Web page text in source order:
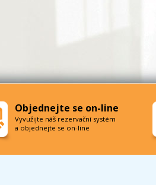
Objednejte se on-line
Vyvužijte náš rezervační systém
a objednejte se on-line